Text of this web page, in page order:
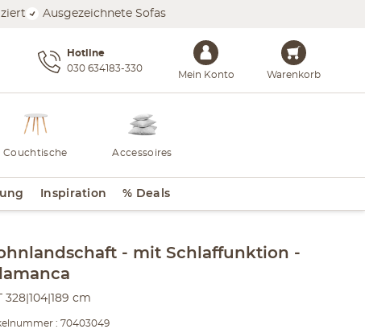
Ausgezeichnete Sofas
Hotline
030 634183-330
Mein Konto Warenkorb
Couchtische Accessoires
Inspiration % Deals
mit Schlaffunktion
328|104|189 cm
: 70403049